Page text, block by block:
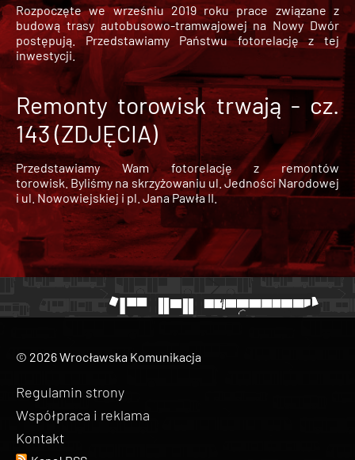
Rozpoczęte we wrześniu 2019 roku prace związane z
budową trasy autobusowo-tramwajowej na Nowy Dwór
postępują. Przedstawiamy Państwu fotorelację z tej
inwestycji.
Remonty torowisk trwają - cz.
143 (ZDJĘCIA)
Przedstawiamy Wam fotorelację z remontów
torowisk. Byliśmy na skrzyżowaniu ul. Jedności Narodowej
i ul. Nowowiejskiej i pl. Jana Pawła II.
© 2026 Wrocławska Komunikacja
Regulamin strony
Współpraca i reklama
Kontakt